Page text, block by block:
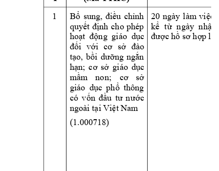
1 Bổ sung, điều chỉnh
quyết định cho phép
hoạt động giáo dục
đối với cơ sở đào
tạo, bồi dưỡng ngắn
hạn; cơ sở giáo dục
mầm
non; cơ
sở
giáo dục phổ thông
có vốn đầu tư nước
ngoài tại Việt Nam
(1.000718)
20 ngày làm việc,
kể từ ngày nhận
được hồ sơ hợp lệ